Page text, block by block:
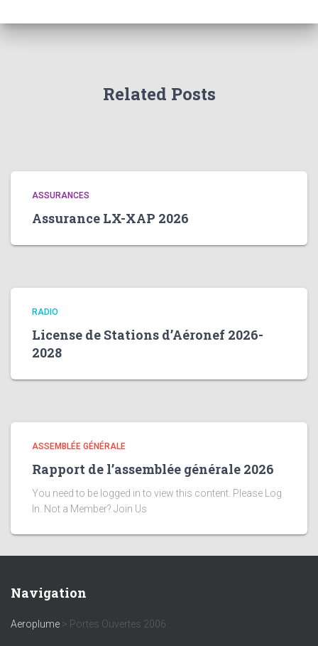
Related Posts
ASSURANCES
Assurance LX-XAP 2026
RADIO
License de Stations d’Aéronef 2026-
2028
ASSEMBLÉE GÉNÉRALE
Rapport de l’assemblée générale 2026
You need to be logged in to view this content. Please Log
In. Not a Member? Join Us
Navigation
Aeroplume > Portes Ouvertes 2006